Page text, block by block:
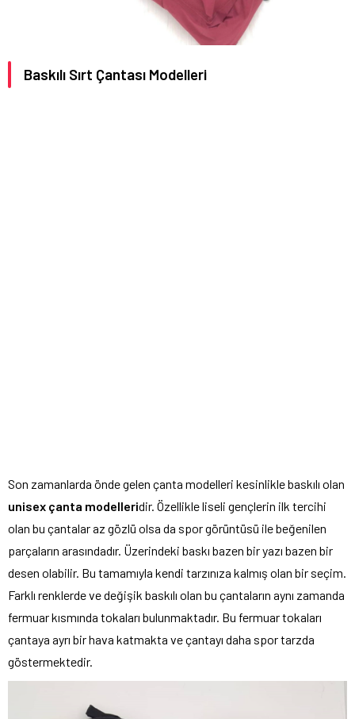
Baskılı Sırt Çantası Modelleri
Son zamanlarda önde gelen çanta modelleri kesinlikle baskılı olan
unisex çanta modelleridir. Özellikle liseli gençlerin ilk tercihi
olan bu çantalar az gözlü olsa da spor görüntüsü ile beğenilen
parçaların arasındadır. Üzerindeki baskı bazen bir yazı bazen bir
desen olabilir. Bu tamamıyla kendi tarzınıza kalmış olan bir seçim.
Farklı renklerde ve değişik baskılı olan bu çantaların aynı zamanda
fermuar kısmında tokaları bulunmaktadır. Bu fermuar tokaları
çantaya ayrı bir hava katmakta ve çantayı daha spor tarzda
göstermektedir.